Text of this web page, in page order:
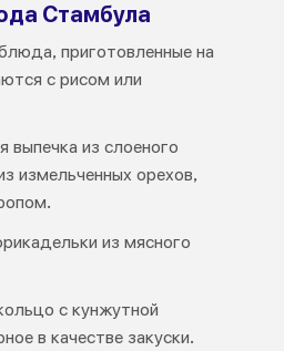
Стамбула
приготовленные на
с рисом или
выпечка из слоеного
измельченных орехов,
из мясного
с кунжутной
в качестве закуски.